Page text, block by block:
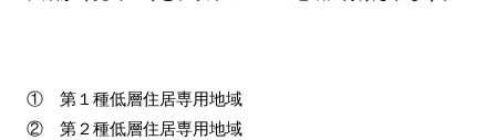
① 第１種低層住居専用地域
② 第２種低層住居専用地域